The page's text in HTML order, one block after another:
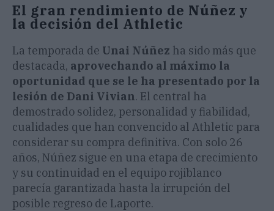
El gran rendimiento de Núñez y
la decisión del Athletic
La temporada de Unai Núñez ha sido más que
destacada, aprovechando al máximo la
oportunidad que se le ha presentado por la
lesión de Dani Vivian. El central ha
demostrado solidez, personalidad y fiabilidad,
cualidades que han convencido al Athletic para
considerar su compra definitiva. Con solo 26
años, Núñez sigue en una etapa de crecimiento
y su continuidad en el equipo rojiblanco
parecía garantizada hasta la irrupción del
posible regreso de Laporte.